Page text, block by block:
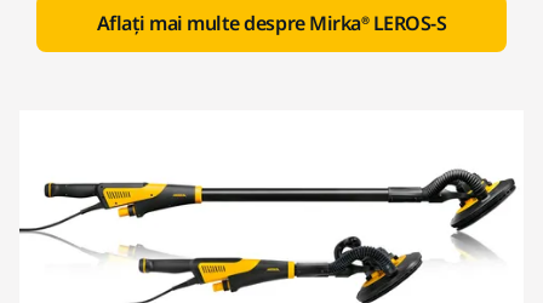
Aflați mai multe despre Mirka® LEROS-S